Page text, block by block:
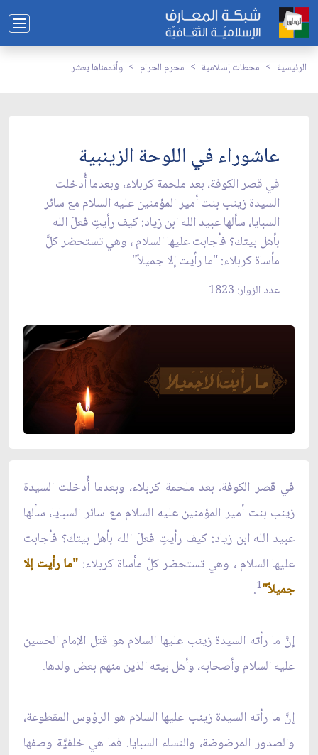
الرئيسية محطات إسلامية محرم الحرام وأتممناها بعشر
عاشوراء في اللوحة الزينبية
في قصر الكوفة، بعد ملحمة كربلاء، وبعدما أُدخلت
السيدة زينب بنت أمير المؤمنين عليه السلام مع سائر
السبايا، سألها عبيد الله ابن زياد: كيف رأيتِ فعلَ الله
بأهل بيتك؟ فأجابت عليها السلام ، وهي تستحضر كلَّ
مأساة كربلاء: "ما رأيت إلا جميلاً"
عدد الزوار: 1823
في قصر الكوفة، بعد ملحمة كربلاء، وبعدما أُدخلت السيدة
زينب بنت أمير المؤمنين عليه السلام مع سائر السبايا، سألها
عبيد الله ابن زياد: كيف رأيتِ فعلَ الله بأهل بيتك؟ فأجابت
عليها السلام ، وهي تستحضر كلَّ مأساة كربلاء: "ما رأيت إلا
جميلاً"1
.
إنَّ ما رأته السيدة زينب عليها السلام هو قتل الإمام الحسين
عليه السلام وأصحابه، وأهل بيته الذين منهم بعض ولدها.
إنَّ ما رأته السيدة زينب عليها السلام هو الرؤوس المقطوعة،
والصدور المرضوضة، والنساء السبايا. فما هي خلفيَّة وصفها